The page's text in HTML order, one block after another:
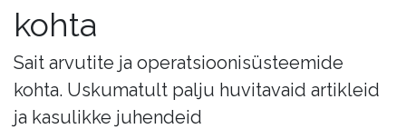
kohta
Sait arvutite ja operatsioonisüsteemide
kohta. Uskumatult palju huvitavaid artikleid
ja kasulikke juhendeid